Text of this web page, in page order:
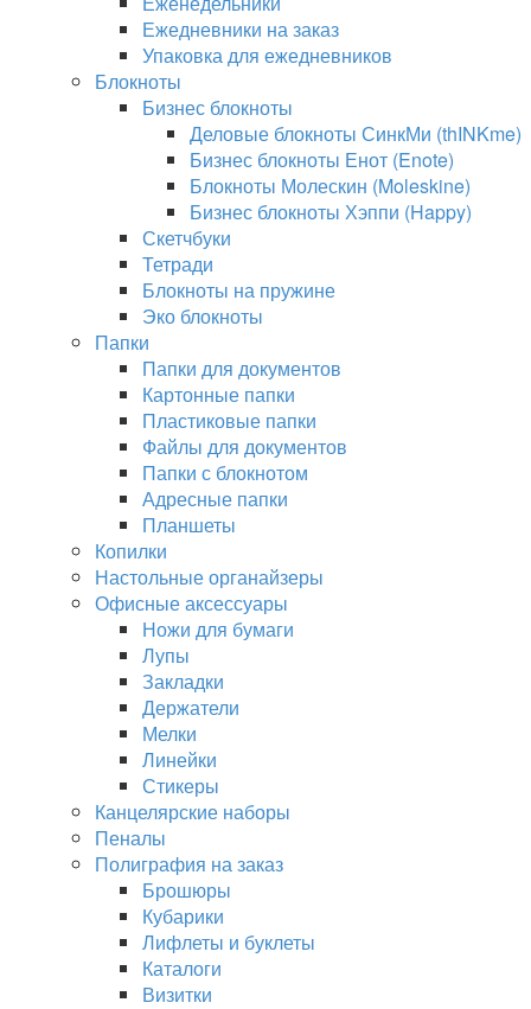
Ежедневники на заказ
Упаковка для ежедневников
Блокноты
Бизнес блокноты
Деловые блокноты СинкМи (thINKme)
Бизнес блокноты Енот (Enote)
Блокноты Молескин (Moleskine)
Бизнес блокноты Хэппи (Happy)
Скетчбуки
Тетради
Блокноты на пружине
Эко блокноты
Папки
Папки для документов
Картонные папки
Пластиковые папки
Файлы для документов
Папки с блокнотом
Адресные папки
Планшеты
Копилки
Настольные органайзеры
Офисные аксессуары
Ножи для бумаги
Лупы
Закладки
Держатели
Мелки
Линейки
Стикеры
Канцелярские наборы
Пеналы
Полиграфия на заказ
Брошюры
Кубарики
Лифлеты и буклеты
Каталоги
Визитки